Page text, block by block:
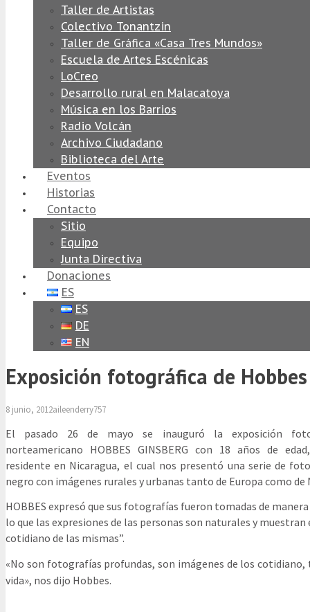
Taller de Artistas
Colectivo Tonantzin
Taller de Gráfica «Casa Tres Mundos»
Escuela de Artes Escénicas
LoCreo
Desarrollo rural en Malacatoya
Música en los Barrios
Radio Volcán
Archivo Ciudadano
Biblioteca del Arte
Eventos
Historias
Contacto
Sitio
Equipo
Junta Directiva
Donaciones
ES
ES
DE
EN
Exposición fotográfica de
8 junio, 2012aileenderry757
El pasado 26 de mayo se inauguró la exposición
norteamericano HOBBES GINSBERG con 18 años de edad
residente en Nicaragua, el cual nos presentó una serie de
negro con imágenes rurales y urbanas tanto de Europa como de
HOBBES expresó que sus fotografías fueron tomadas de
lo que las expresiones de las personas son naturales y muestran
cotidiano de las mismas”.
«No son fotografías profundas, son imágenes de los
vida», nos dijo Hobbes.